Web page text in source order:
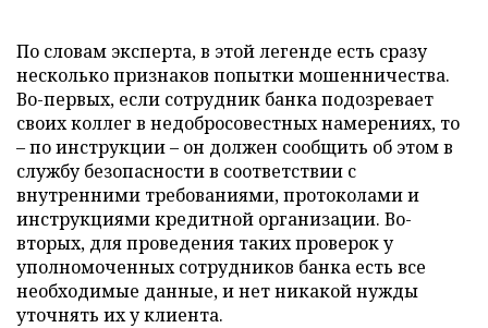
По словам эксперта, в этой легенде есть сразу
несколько признаков попытки мошенничества.
Во-первых, если сотрудник банка подозревает
своих коллег в недобросовестных намерениях, то
– по инструкции – он должен сообщить об этом в
службу безопасности в соответствии с
внутренними требованиями, протоколами и
инструкциями кредитной организации. Во-
вторых, для проведения таких проверок у
уполномоченных сотрудников банка есть все
необходимые данные, и нет никакой нужды
уточнять их у клиента.